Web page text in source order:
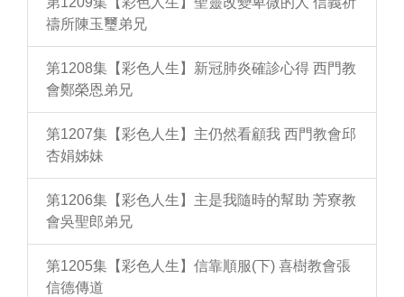
禱所陳玉璽弟兄
第1208集【彩色人生】新冠肺炎確診心得 西門教
會鄭榮恩弟兄
第1207集【彩色人生】主仍然看顧我 西門教會邱
杏娟姊妹
第1206集【彩色人生】主是我隨時的幫助 芳寮教
會吳聖郎弟兄
第1205集【彩色人生】信靠順服(下) 喜樹教會張
信德傳道